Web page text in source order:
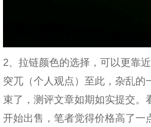
2、拉链颜色的选择，可以更靠
突兀（个人观点）至此，杂乱的
束了，测评文章如期如实提交。
开始出售，笔者觉得价格高了一